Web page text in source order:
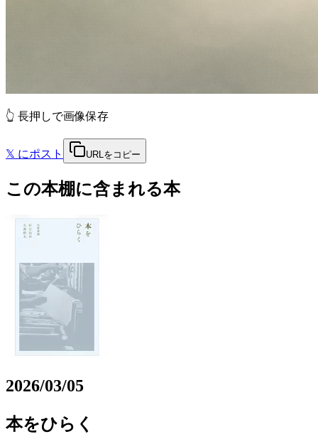
👆 長押しで画像保存
𝕏 にポスト URLをコピー
この本棚に含まれる本
2026/03/05
本をひらく